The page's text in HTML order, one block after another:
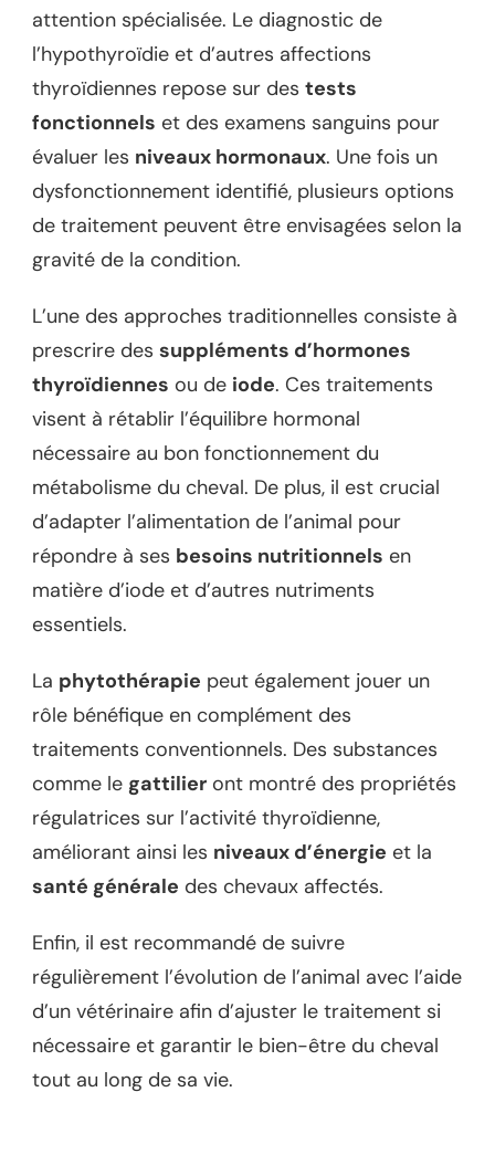
attention spécialisée. Le diagnostic de
l’hypothyroïdie et d’autres affections
thyroïdiennes repose sur des tests
fonctionnels et des examens sanguins pour
évaluer les niveaux hormonaux. Une fois un
dysfonctionnement identifié, plusieurs options
de traitement peuvent être envisagées selon la
gravité de la condition.
L’une des approches traditionnelles consiste à
prescrire des suppléments d’hormones
thyroïdiennes ou de iode. Ces traitements
visent à rétablir l’équilibre hormonal
nécessaire au bon fonctionnement du
métabolisme du cheval. De plus, il est crucial
d’adapter l’alimentation de l’animal pour
répondre à ses besoins nutritionnels en
matière d’iode et d’autres nutriments
essentiels.
La phytothérapie peut également jouer un
rôle bénéfique en complément des
traitements conventionnels. Des substances
comme le gattilier ont montré des propriétés
régulatrices sur l’activité thyroïdienne,
améliorant ainsi les niveaux d’énergie et la
santé générale des chevaux affectés.
Enfin, il est recommandé de suivre
régulièrement l’évolution de l’animal avec l’aide
d’un vétérinaire afin d’ajuster le traitement si
nécessaire et garantir le bien-être du cheval
tout au long de sa vie.